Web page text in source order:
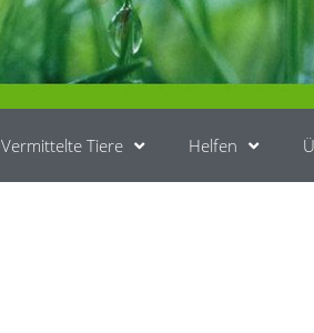
Vermittelte Tiere Helfen